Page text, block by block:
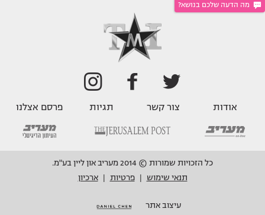
מה הדעה שלכם בנושא?
אודות צור קשר תגיות פרסם אצלנו
כל הזכויות שמורות © 2014 מעריב און ליין בע"מ.
תנאי שימוש
פרטיות ארכיון
עיצוב אתר